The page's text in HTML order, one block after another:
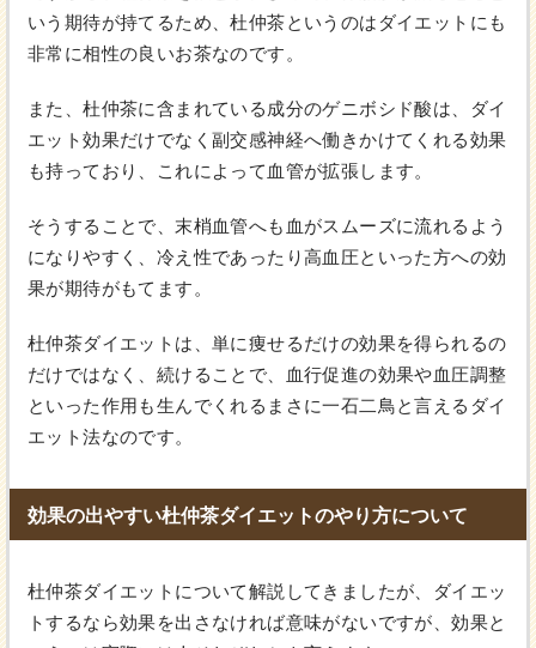
いう期待が持てるため、杜仲茶というのはダイエットにも
非常に相性の良いお茶なのです。
また、杜仲茶に含まれている成分のゲニボシド酸は、ダイ
エット効果だけでなく副交感神経へ働きかけてくれる効果
も持っており、これによって血管が拡張します。
そうすることで、末梢血管へも血がスムーズに流れるよう
になりやすく、冷え性であったり高血圧といった方への効
果が期待がもてます。
杜仲茶ダイエットは、単に痩せるだけの効果を得られるの
だけではなく、続けることで、血行促進の効果や血圧調整
といった作用も生んでくれるまさに一石二鳥と言えるダイ
エット法なのです。
効果の出やすい杜仲茶ダイエットのやり方について
杜仲茶ダイエットについて解説してきましたが、ダイエッ
トするなら効果を出さなければ意味がないですが、効果と